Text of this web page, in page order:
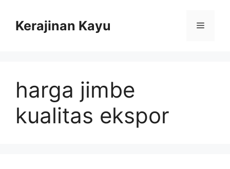
contentKerajinan Kayu Menu
harga jimbe
kualitas ekspor